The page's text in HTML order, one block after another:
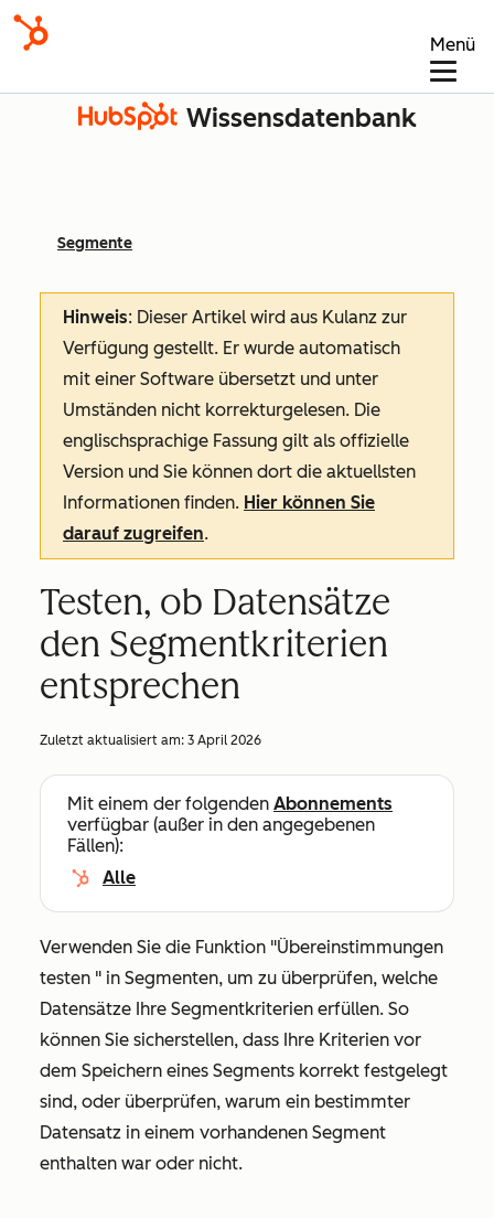
Menü
Wissensdatenbank
Segmente
Hinweis: Dieser Artikel wird aus Kulanz zur
Verfügung gestellt. Er wurde automatisch
mit einer Software übersetzt und unter
Umständen nicht korrekturgelesen. Die
englischsprachige Fassung gilt als offizielle
Version und Sie können dort die aktuellsten
Informationen finden. Hier können Sie
darauf zugreifen.
Testen, ob Datensätze
den Segmentkriterien
entsprechen
Zuletzt aktualisiert am: 3 April 2026
Mit einem der folgenden Abonnements
verfügbar (außer in den angegebenen
Fällen):
Alle
Verwenden Sie die Funktion "Übereinstimmungen
testen " in Segmenten, um zu überprüfen, welche
Datensätze Ihre Segmentkriterien erfüllen. So
können Sie sicherstellen, dass Ihre Kriterien vor
dem Speichern eines Segments korrekt festgelegt
sind, oder überprüfen, warum ein bestimmter
Datensatz in einem vorhandenen Segment
enthalten war oder nicht.